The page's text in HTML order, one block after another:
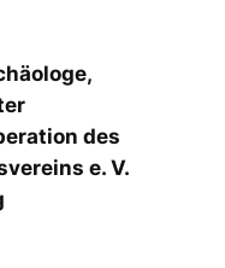
des
e. V.